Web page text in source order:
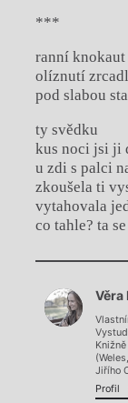
***
ranní knokaut
olíznutí
pod slabou
ty svědku
kus noci jsi ji
u zdi s palci
zkoušela ti
vytahovala
co tahle? ta
Věra
Jiřího
Profil